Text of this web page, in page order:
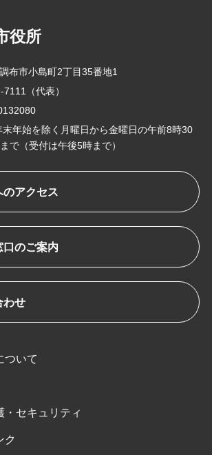
役所
布市小島町2丁目35番地1
（代表）
年始を除く月曜日から金曜日の午前8時30
で（受付は午後5時まで）
のアクセス
口のご案内
わせ
ついて
・セキュリティ
ク